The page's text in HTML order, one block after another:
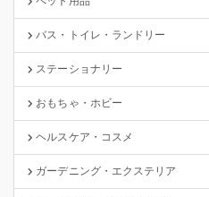
バス・トイレ・ランドリー
ステーショナリー
おもちゃ・ホビー
ヘルスケア・コスメ
ガーデニング・エクステリア